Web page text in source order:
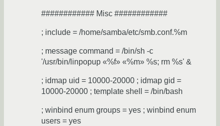
############ Misc ############
; include = /home/samba/etc/smb.conf.%m
; message command = /bin/sh -c
'/usr/bin/linpopup «%f» «%m» %s; rm %s' &
; idmap uid = 10000-20000 ; idmap gid =
10000-20000 ; template shell = /bin/bash
; winbind enum groups = yes ; winbind enum
users = yes